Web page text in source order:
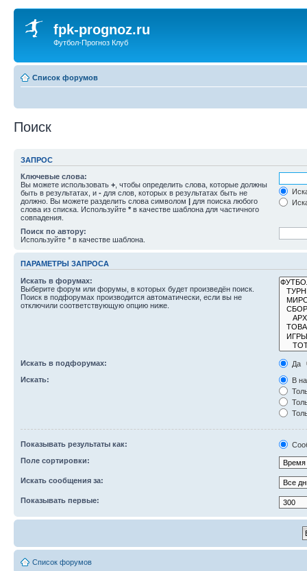
fpk-prognoz.ru
Футбол-Прогноз Клуб
Список форумов
Поиск
ЗАПРОС
Ключевые слова:
Вы можете использовать + , чтобы определить слова, которые должны
быть в результатах, и - для слов, которых в результатах быть не
должно. Вы можете разделить слова символом | для поиска любого
слова из списка. Используйте * в качестве шаблона для частичного
совпадения.
Поиск по автору:
Используйте * в качестве шаблона.
ПАРАМЕТРЫ ЗАПРОСА
Искать в форумах:
Выберите форум или форумы, в которых будет произведён поиск.
Поиск в подфорумах производится автоматически, если вы не
отключили соответствующую опцию ниже.
Искать в подфорумах:
Да
Искать:
В
Показывать результаты как:
Поле сортировки:
Искать сообщения за:
Показывать первые:
Список форумов